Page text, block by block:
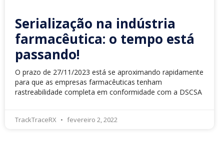
Serialização na indústria
farmacêutica: o tempo está
passando!
O prazo de 27/11/2023 está se aproximando rapidamente
para que as empresas farmacêuticas tenham
rastreabilidade completa em conformidade com a DSCSA
TrackTraceRX fevereiro 2, 2022